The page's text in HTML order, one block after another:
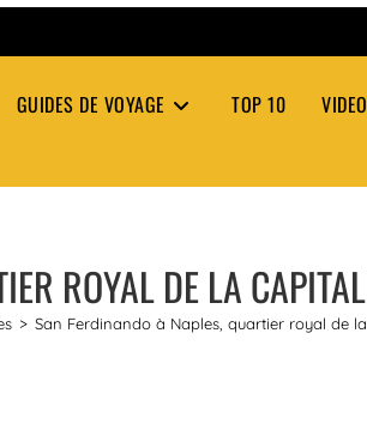
GUIDES DE VOYAGE TOP 10 VIDEO
ROYAL DE LA
> San Ferdinando à Naples, quartier royal de